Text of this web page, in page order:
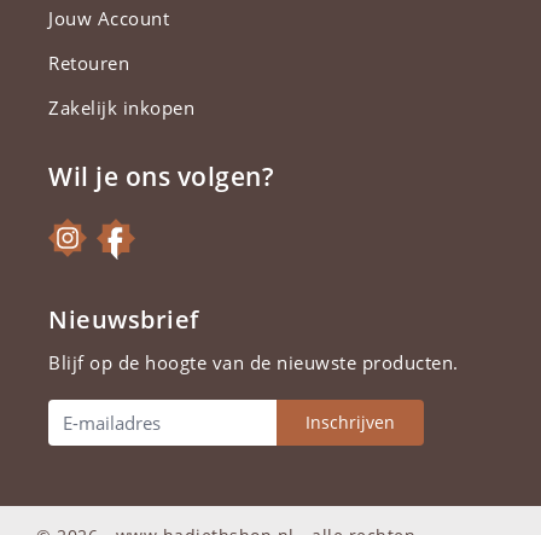
Jouw Account
Retouren
Zakelijk inkopen
Wil je ons volgen?
Nieuwsbrief
Blijf op de hoogte van de nieuwste producten.
Inschrijven